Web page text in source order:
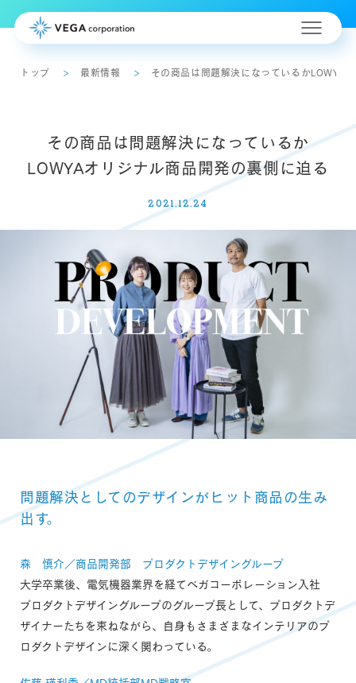
トップ 最新情報 その商品は問題解決になっているかLOWYA
その商品は問題解決になっているか
LOWYAオリジナル商品開発の裏側に迫る
2021.12.24
問題解決としてのデザインがヒット商品の生み
出す。
森 慎介／商品開発部 プロダクトデザイングループ
大学卒業後、電気機器業界を経てベガコーポレーション入社
プロダクトデザイングループのグループ長として、プロダクトデ
ザイナーたちを束ねながら、自身もさまざまなインテリアのプ
ロダクトデザインに深く関わっている。